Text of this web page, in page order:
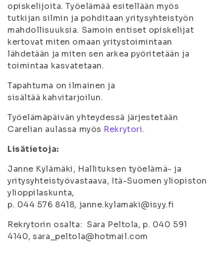
opiskelijoita. Työelämää esitellään myös
tutkijan silmin ja pohditaan yritysyhteistyön
mahdollisuuksia. Samoin entiset opiskelijat
kertovat miten omaan yritystoimintaan
lähdetään ja miten sen arkea pyöritetään ja
toimintaa kasvatetaan.
Tapahtuma on ilmainen ja
sisältää kahvitarjoilun.
Työelämäpäivän yhteydessä järjestetään
Carelian aulassa myös Rekrytori.
Lisätietoja:
Janne Kylämäki, Hallituksen työelämä- ja
yritysyhteistyövastaava, Itä-Suomen yliopiston
ylioppilaskunta,
p. 044 576 8418, janne.kylamaki@isyy.fi
Rekrytorin osalta: Sara Peltola, p. 040 591
4140, sara_peltola@hotmail.com